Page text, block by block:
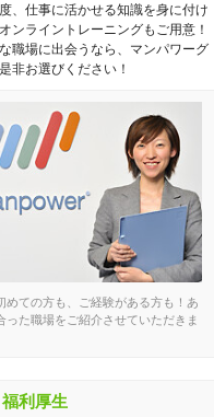
、仕事に活かせる知識を身に付け
ンライントレーニングもご用意！
職場に出会うなら、マンパワーグ
非お選びください！
めての方も、ご経験がある方も！あ
った職場をご紹介させていただきま
利厚生